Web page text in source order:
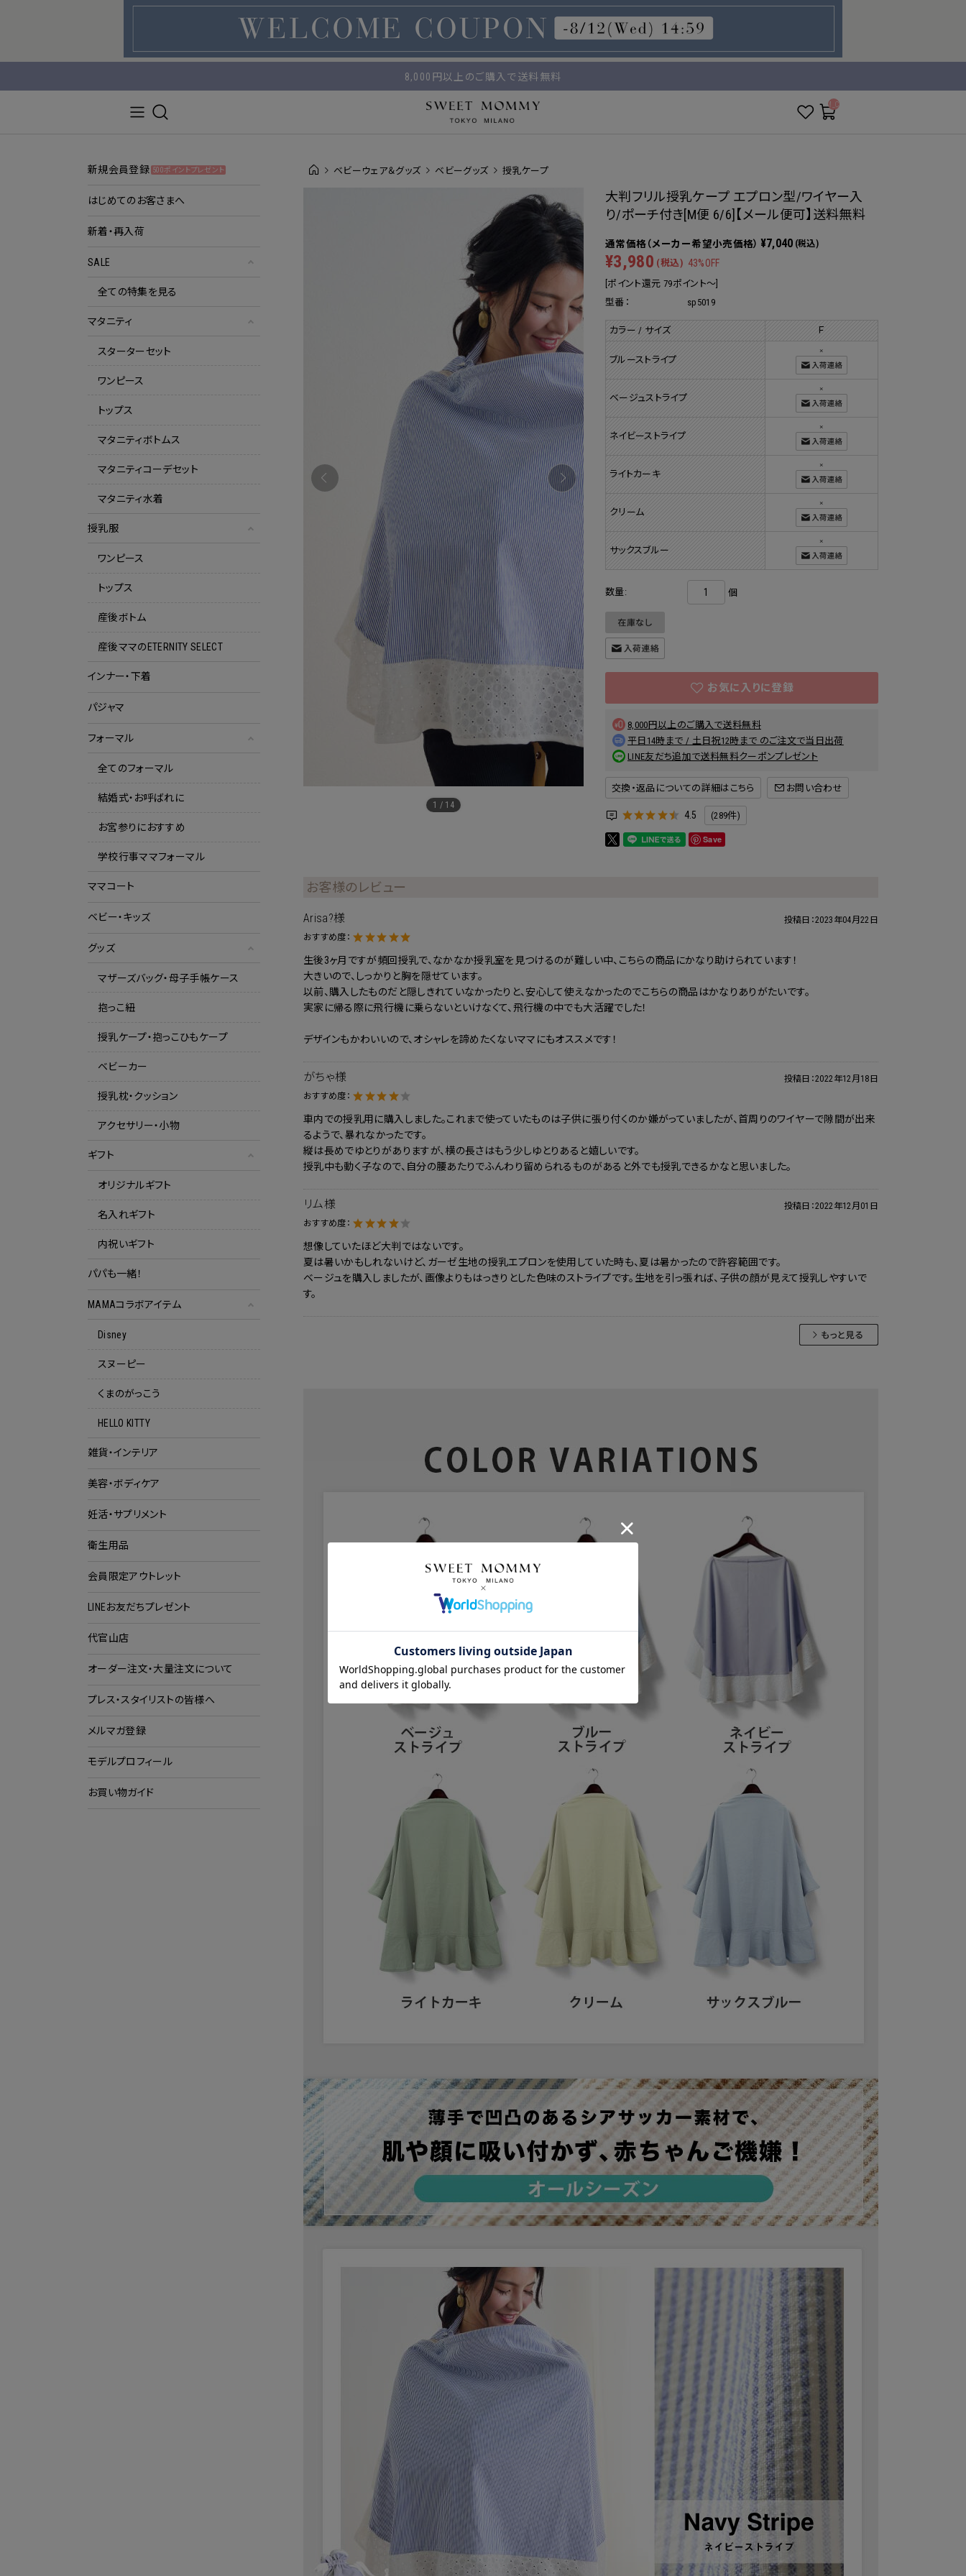
マタニティウェア・授乳服のスウィートマミー
8,000円以上のご購入で送料無料
__ITM_CNT__
ベビーウェア＆グッズ ベビーグッズ 授乳ケープ
1 / 14
大判フリル授乳ケープ エプロン型/ワイヤー入
り/ポーチ付き[M便 6/6]【メール便可】送料無料
¥7,040 (税込)
¥3,980 (税込) 43%OFF
[ポイント還元 79ポイント～]
型番：
sp5019
カラー / サイズ Ｆ
ブルーストライプ
×
ベージュストライプ
×
ネイビーストライプ
×
ライトカーキ
×
クリーム
×
サックスブルー
×
数量: 個
8,000円以上のご購入で送料無料
平日14時まで / 土日祝12時まで のご注文で当日出荷
LINE友だち追加で送料無料クーポンプレゼント
交換・返品についての詳細はこちら
4.5 (289件)
Save
お客様のレビュー
Arisa?様 投稿日：2023年04月22日
おすすめ度：
生後3ヶ月ですが頻回授乳で、なかなか授乳室を見つけるのが難しい中、こちらの商品にかなり助けられています！
大きいので、しっかりと胸を隠せています。
以前、購入したものだと隠しきれていなかったりと、安心して使えなかったのでこちらの商品はかなりありがたいです。
実家に帰る際に飛行機に乗らないといけなくて、飛行機の中でも大活躍でした！
デザインもかわいいので、オシャレを諦めたくないママにもオススメです！
がちゃ様 投稿日：2022年12月18日
おすすめ度：
車内での授乳用に購入しました。これまで使っていたものは子供に張り付くのか嫌がっていましたが、首周りのワイヤーで隙間が出来
るようで、暴れなかったです。
縦は長めでゆとりがありますが、横の長さはもう少しゆとりあると嬉しいです。
授乳中も動く子なので、自分の腰あたりでふんわり留められるものがあると外でも授乳できるかなと思いました。
リム様 投稿日：2022年12月01日
おすすめ度：
想像していたほど大判ではないです。
夏は暑いかもしれないけど、ガーゼ生地の授乳エプロンを使用していた時も、夏は暑かったので許容範囲です。
ベージュを購入しましたが、画像よりもはっきりとした色味のストライプです。生地を引っ張れば、子供の顔が見えて授乳しやすいで
す。
新規会員登録 500ポイントプレゼント
はじめてのお客さまへ
新着・再入荷
SALE
全ての特集を見る
マタニティ
スターターセット
ワンピース
トップス
マタニティボトムス
マタニティコーデセット
マタニティ水着
授乳服
ワンピース
トップス
産後ボトム
産後ママのETERNITY SELECT
インナー・下着
パジャマ
フォーマル
全てのフォーマル
結婚式・お呼ばれに
お宮参りにおすすめ
学校行事ママフォーマル
ママコート
ベビー・キッズ
グッズ
マザーズバッグ・母子手帳ケース
抱っこ紐
授乳ケープ・抱っこひもケープ
ベビーカー
授乳枕・クッション
アクセサリー・小物
ギフト
オリジナルギフト
名入れギフト
内祝いギフト
パパも一緒！
MAMAコラボアイテム
Disney
スヌーピー
くまのがっこう
HELLO KITTY
雑貨・インテリア
美容・ボディケア
妊活・サプリメント
衛生用品
会員限定アウトレット
LINEお友だちプレゼント
代官山店
オーダー注文・大量注文について
プレス・スタイリストの皆様へ
メルマガ登録
モデルプロフィール
お買い物ガイド
クーポンコードをコピーしました。
クーポンのご利用には会員登録が必要となります。